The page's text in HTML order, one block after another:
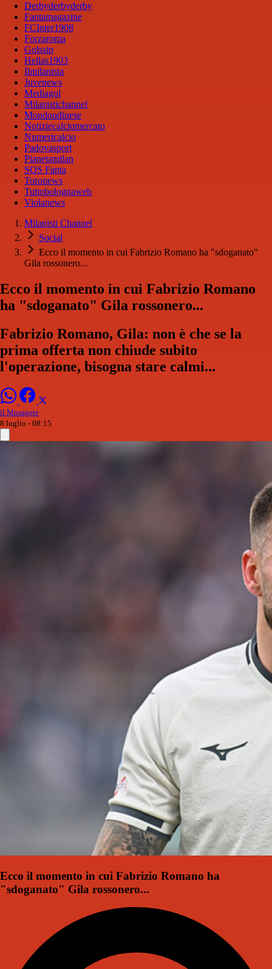
Derbyderbyderby
Fantamagazine
FCInter1908
Forzaroma
Golssip
Hellas1903
Ilmilanista
Juvenews
Mediagol
Milanistichannel
Mondoudinese
Notiziecalciomercato
Numericalcio
Padovasport
Pianetamilan
SOS Fanta
Toronews
Tuttobolognaweb
Violanews
Milanisti Channel
Social
Ecco il momento in cui Fabrizio Romano ha "sdoganato"
Gila rossonero...
Ecco il momento in cui Fabrizio Romano
ha "sdoganato" Gila rossonero...
Fabrizio Romano, Gila: non è che se la
prima offerta non chiude subito
l'operazione, bisogna stare calmi...
il Musagete
8 luglio - 08:15
Ecco il momento in cui Fabrizio Romano ha
"sdoganato" Gila rossonero...